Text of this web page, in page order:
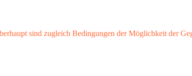
sind zugleich Bedingungen der Möglichkeit der